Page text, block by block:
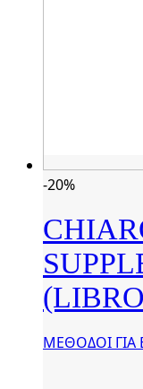
-20%
ΜΕΘΟΔΟΙ ΓΙΑ